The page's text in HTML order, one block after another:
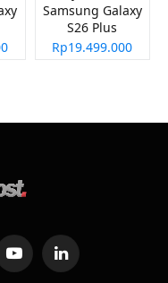
Samsung Galaxy
S26 Plus
Rp19.499.000
YouTubeLinkedIn